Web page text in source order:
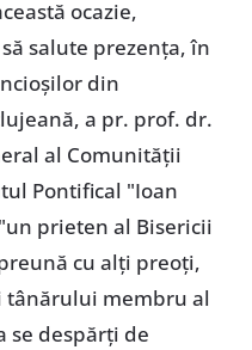
ocazie,
salute prezența, în
din
a pr. prof. dr.
al Comunității
Pontifical "Ioan
prieten al Bisericii
cu alți preoți,
tânărului membru al
se despărți de